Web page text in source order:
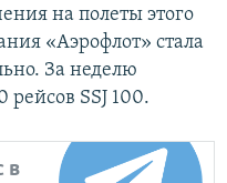
на полеты этого
«Аэрофлот» стала
За неделю
SSJ 100.
в